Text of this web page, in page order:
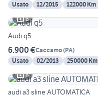
Usato
12/2015 122000 Km
6
Audi q5
6.900 €Caccamo(PA)
Usato
02/2013 250000 Km
6
audi a3 sline AUTOMATICA